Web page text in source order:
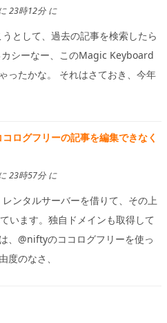
23時12分 に
として、過去の記事を検索したら
シーなー、このMagic Keyboard
ったかな。 それはさておき、今年
ログフリーの記事を編集できなく
23時57分 に
ンタルサーバーを借りて、その上
います。独自ドメインも取得して
、@niftyのココログフリーを使っ
度のなさ、